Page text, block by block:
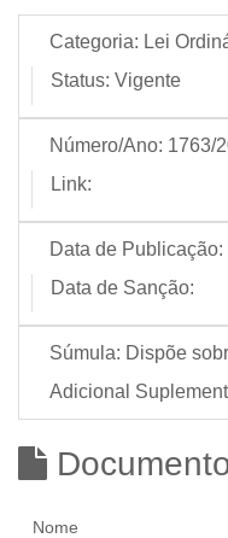
Categoria: Lei
Status: Vigente
Número/Ano: 1763/
Link:
Data de Publicação:
Data de Sanção:
Súmula: Dispõe
Adicional
Nome